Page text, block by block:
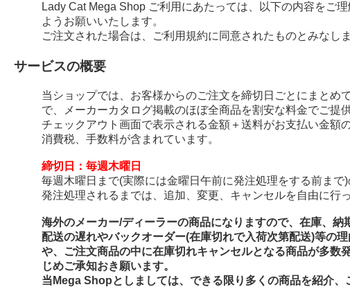
Lady Cat Mega Shop ご利用にあたっては、以下の内容をご
ようお願いいたします。
ご注文された場合は、ご利用規約に同意されたものとみなしま
サービスの概要
当ショップでは、お客様からのご注文を締切日ごとにまとめ
で、メーカーカタログ掲載のほぼ全商品を割安な料金でご提
チェックアウト画面で表示される金額＋送料がお支払い金額
消費税、手数料が含まれています。
締切日：毎週木曜日
毎週木曜日まで(実際には金曜日午前に発注処理をする前まで
発注処理されるまでは、追加、変更、キャンセルを自由に行
海外のメーカー/ディーラーの商品になりますので、在庫、納
配送の遅れやバックオーダー(在庫切れで入荷次第配送)等の
や、ご注文商品の中に在庫切れキャンセルとなる商品が多数
じめご承知おき願います。
当Mega Shopとしましては、できる限り多くの商品を紹介